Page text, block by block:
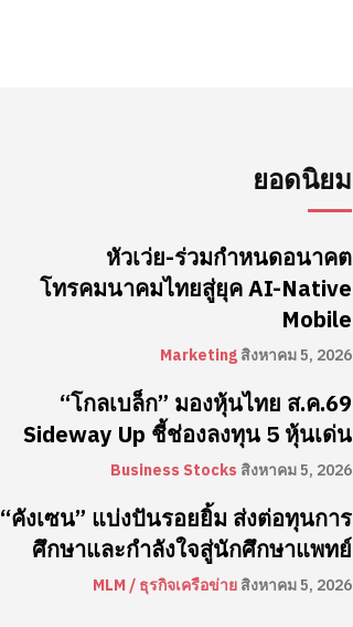
ยอดนิยม
หัวเว่ย-ร่วมกำหนดอนาคต
โทรคมนาคมไทยสู่ยุค AI-Native
Mobile
Marketing สิงหาคม 5, 2026
“โกลเบล็ก” มองหุ้นไทย ส.ค.69
Sideway Up ชี้ช่องลงทุน 5 หุ้นเด่น
Business Stocks สิงหาคม 5, 2026
“คังเซน” แบ่งปันรอยยิ้ม ส่งต่อทุนการ
ศึกษาและกำลังใจสู่นักศึกษาแพทย์
MLM / ธุรกิจเครือข่าย สิงหาคม 5, 2026